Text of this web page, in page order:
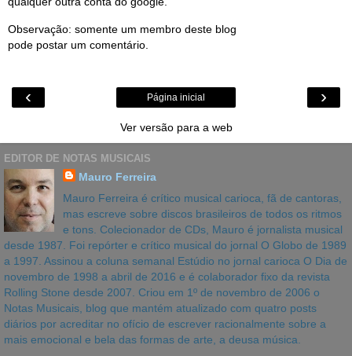
Observação: somente um membro deste blog
pode postar um comentário.
‹ ›
Página inicial
Ver versão para a web
EDITOR DE NOTAS MUSICAIS
Mauro Ferreira
Mauro Ferreira é crítico musical carioca, fã de cantoras,
mas escreve sobre discos brasileiros de todos os ritmos
e tons. Colecionador de CDs, Mauro é jornalista musical
desde 1987. Foi repórter e crítico musical do jornal O Globo de 1989
a 1997. Assinou a coluna semanal Estúdio no jornal carioca O Dia de
novembro de 1998 a abril de 2016 e é colaborador fixo da revista
Rolling Stone desde 2007. Criou em 1º de novembro de 2006 o
Notas Musicais, blog que mantém atualizado com quatro posts
diários por acreditar no ofício de escrever racionalmente sobre a
mais emocional e bela das formas de arte, a deusa música.